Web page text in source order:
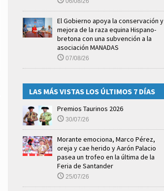
El Gobierno apoya la conservación y
mejora de la raza equina Hispano-
bretona con una subvención a la
asociación MANADAS
07/08/26
LAS MÁS VISTAS LOS ÚLTIMOS 7 DÍAS
Premios Taurinos 2026
30/07/26
Morante emociona, Marco Pérez,
oreja y cae herido y Aarón Palacio
pasea un trofeo en la última de la
Feria de Santander
25/07/26